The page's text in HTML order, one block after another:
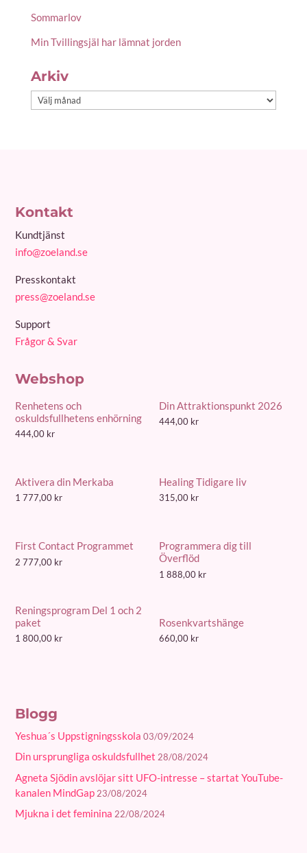
Sommarlov
Min Tvillingsjäl har lämnat jorden
Arkiv
Arkiv
Kontakt
Kundtjänst
info@zoeland.se
Presskontakt
press@zoeland.se
Support
Frågor & Svar
Webshop
Renhetens och
oskuldsfullhetens enhörning
444,00 kr
Din Attraktionspunkt 2026
444,00 kr
Aktivera din Merkaba
1 777,00 kr
Healing Tidigare liv
315,00 kr
First Contact Programmet
2 777,00 kr
Programmera dig till
Överflöd
1 888,00 kr
Reningsprogram Del 1 och 2
paket
1 800,00 kr
Rosenkvartshänge
660,00 kr
Blogg
Yeshua´s Uppstigningsskola 03/09/2024
Din ursprungliga oskuldsfullhet 28/08/2024
Agneta Sjödin avslöjar sitt UFO-intresse – startat YouTube-
kanalen MindGap 23/08/2024
Mjukna i det feminina 22/08/2024